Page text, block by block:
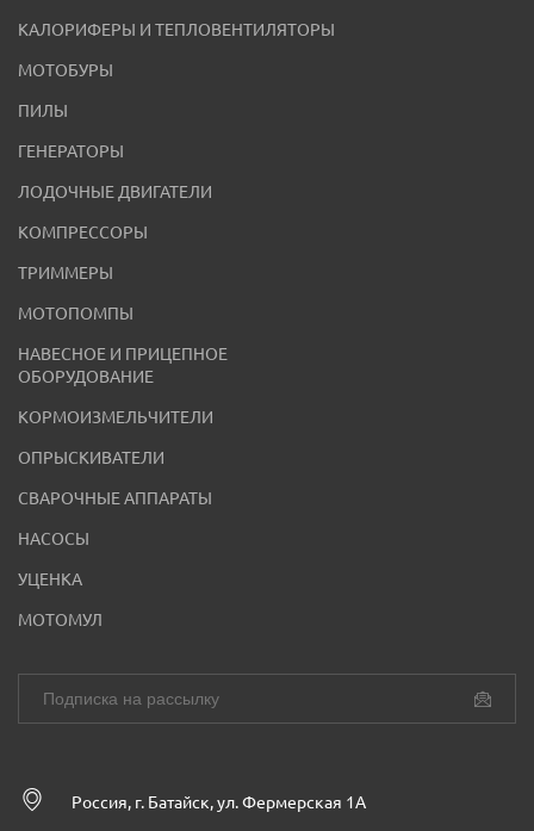
КАЛОРИФЕРЫ И ТЕПЛОВЕНТИЛЯТОРЫ
МОТОБУРЫ
ПИЛЫ
ГЕНЕРАТОРЫ
ЛОДОЧНЫЕ ДВИГАТЕЛИ
КОМПРЕССОРЫ
ТРИММЕРЫ
МОТОПОМПЫ
НАВЕСНОЕ И ПРИЦЕПНОЕ
ОБОРУДОВАНИЕ
КОРМОИЗМЕЛЬЧИТЕЛИ
ОПРЫСКИВАТЕЛИ
СВАРОЧНЫЕ АППАРАТЫ
НАСОСЫ
УЦЕНКА
МОТОМУЛ
Россия, г. Батайск, ул. Фермерская 1А